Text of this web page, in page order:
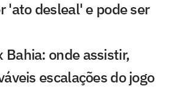
'ato desleal' e pode ser
Bahia: onde assistir,
escalações do jogo